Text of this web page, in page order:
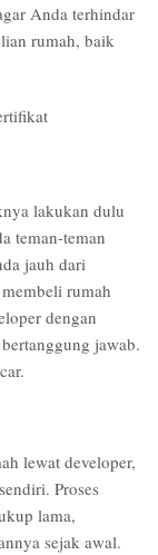
Anda terhindar
rumah, baik
lakukan dulu
teman-teman
jauh dari
rumah
dengan
jawab.
lewat developer,
Proses
lama,
sejak awal.